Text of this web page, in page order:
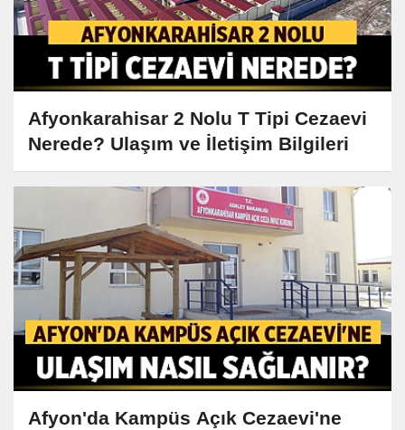
Afyonkarahisar 2 Nolu T Tipi Cezaevi
Nerede? Ulaşım ve İletişim Bilgileri
Afyon'da Kampüs Açık Cezaevi'ne